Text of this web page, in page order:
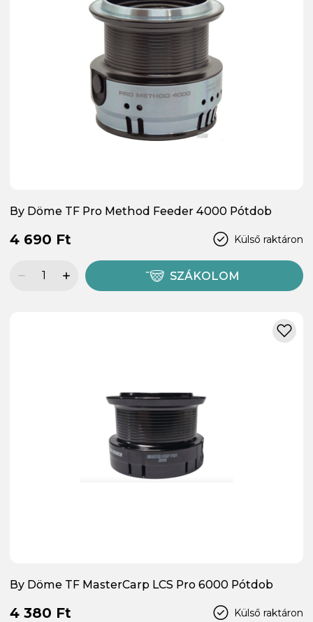
By Döme TF Pro Method Feeder 4000 Pótdob
Külső raktáron
4 690 Ft
SZÁKOLOM
By Döme TF MasterCarp LCS Pro 6000 Pótdob
Külső raktáron
4 380 Ft